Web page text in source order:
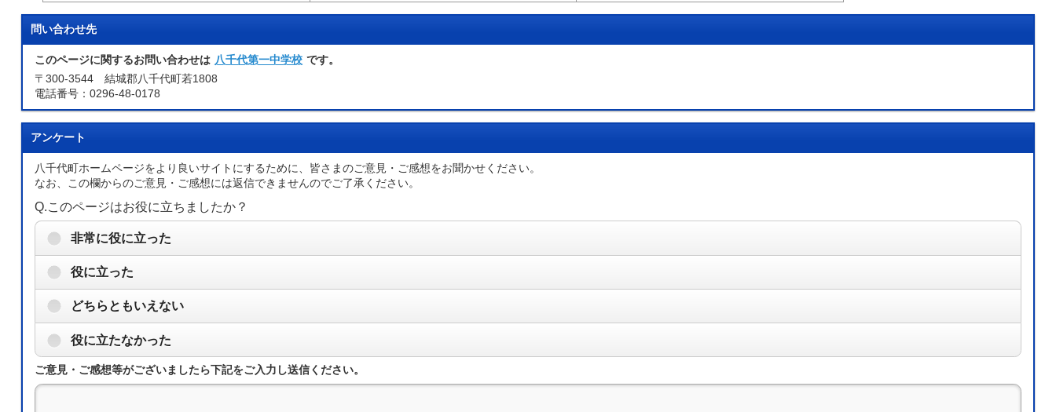
問い合わせ先
このページに関するお問い合わせは 八千代第一中学校 です。
〒300-3544 結城郡八千代町若1808
電話番号：0296-48-0178
アンケート
八千代町ホームページをより良いサイトにするために、皆さまのご意見・ご感想をお聞かせください。
なお、この欄からのご意見・ご感想には返信できませんのでご了承ください。
Q.このページはお役に立ちましたか？
非常に役に立った
役に立った
どちらともいえない
役に立たなかった
ご意見・ご感想等がございましたら下記をご入力し送信ください。